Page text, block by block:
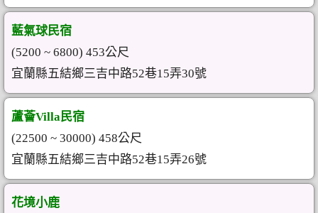
藍氣球民宿
(5200 ~ 6800) 453公尺
宜蘭縣五結鄉三吉中路52巷15弄30號
蘆薈Villa民宿
(22500 ~ 30000) 458公尺
宜蘭縣五結鄉三吉中路52巷15弄26號
花境小鹿